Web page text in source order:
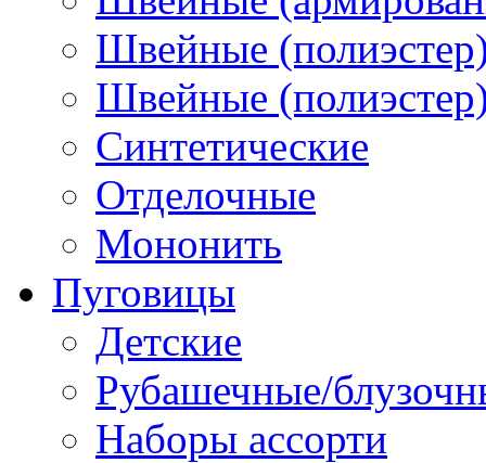
Швейные
Швейные
Синтетические
Отделочные
Мононить
Пуговицы
Детские
Рубашечные/
Наборы ассорти